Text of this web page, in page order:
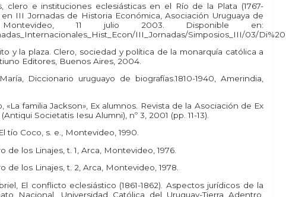
clero e instituciones eclesiásticas en el Río de la Plata (1767-
III Jornadas de Historia Económica, Asociación Uruguaya de
Montevideo, 11 julio 2003. Disponible en:
III_Jornadas/Simposios_III/03/
y la plaza. Clero, sociedad y política de la monarquía católica a
Editores, Buenos Aires, 2004.
Diccionario uruguayo de biografías.1810-1940, Amerindia,
«La familia Jackson», Ex alumnos. Revista de la Asociación de Ex
Societatis Iesu Alumni), nº 3, 2001 (pp. 11-13).
tío Coco, s. e., Montevideo, 1990.
de los Linajes, t. 1, Arca, Montevideo, 1976.
de los Linajes, t. 2, Arca, Montevideo, 1978.
El conflicto eclesiástico (1861-1862). Aspectos jurídicos de la
Nacional, Universidad Católica del Uruguay-Tierra Adentro,